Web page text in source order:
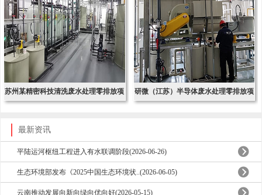
苏州某精密科技清洗废水处理零排放项 研微（江苏）半导体废水处理零排放项
最新资讯
平陆运河枢纽工程进入有水联调阶段(2026-06-26)
生态环境部发布《2025中国生态环境状..(2026-06-05)
云南推动发展向新向绿向优向好(2026-05-15)